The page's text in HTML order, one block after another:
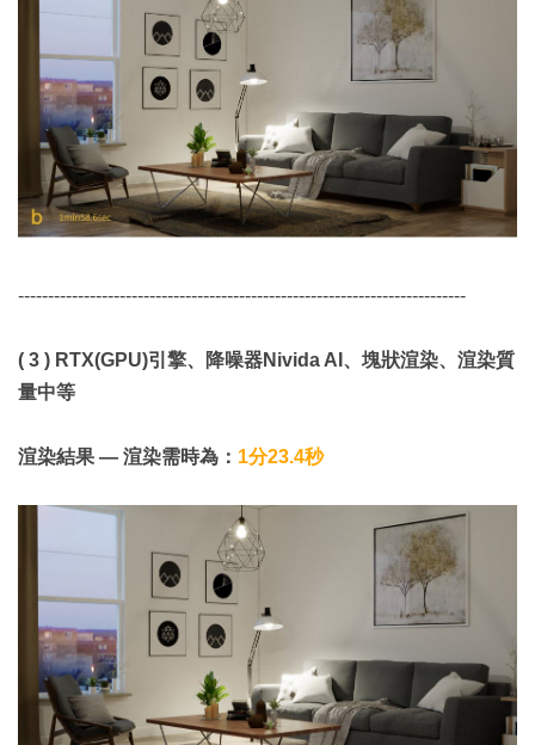
---------------------------------------------------------------------------
( 3 ) RTX(GPU)引擎、降噪器Nivida AI、塊狀渲染、渲染質
量中等
渲染結果 — 渲染需時為： 1分23.4秒